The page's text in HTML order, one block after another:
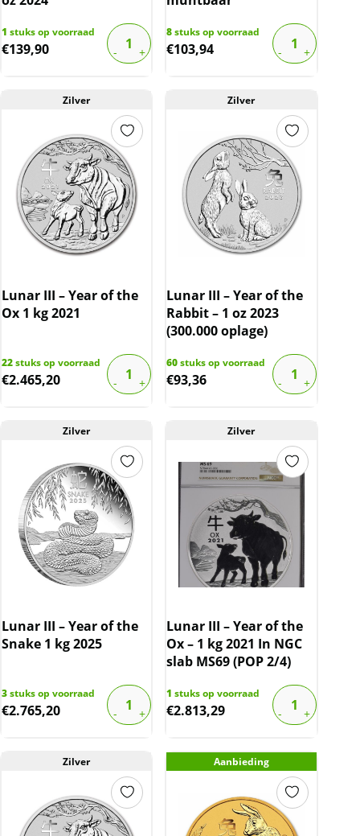
1 stuks op voorraad
€139,90
8stuks op voorraad
€103,94
Zilver
Lunar III – Year of the
Ox 1 kg 2021
22stuks op voorraad
€2.465,20
Zilver
Lunar III – Year of the
Rabbit – 1 oz 2023
(300.000 oplage)
60stuks op voorraad
€93,36
Zilver
Lunar III – Year of the
Snake 1 kg 2025
3stuks op voorraad
€2.765,20
Zilver
Lunar III – Year of the
Ox – 1 kg 2021 In NGC
slab MS69 (POP 2/4)
1 stuks op voorraad
€2.813,29
Zilver Aanbieding